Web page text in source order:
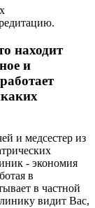
находит
и
и медсестер из
- экономия
в
в частной
видит Вас,